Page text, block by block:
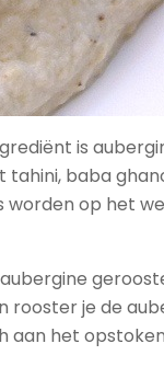
is
baba
op het
je de
aan het